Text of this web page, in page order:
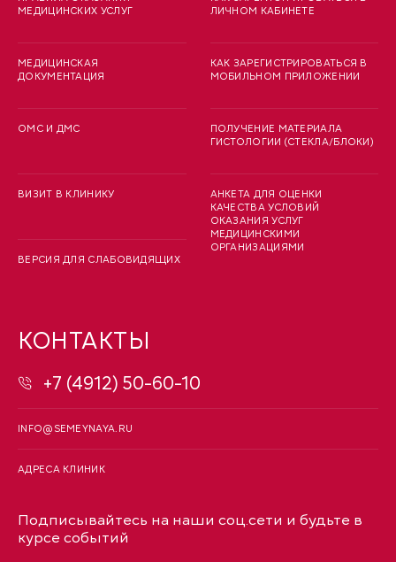
МЕДИЦИНСКИХ УСЛУГ
МЕДИЦИНСКАЯ
ДОКУМЕНТАЦИЯ
ОМС И ДМС
ВИЗИТ В КЛИНИКУ
ВЕРСИЯ ДЛЯ СЛАБОВИДЯЩИХ
ЛИЧНОМ КАБИНЕТЕ
КАК ЗАРЕГИСТРИРОВАТЬСЯ В
МОБИЛЬНОМ ПРИЛОЖЕНИИ
ПОЛУЧЕНИЕ МАТЕРИАЛА
ГИСТОЛОГИИ (СТЕКЛА/БЛОКИ)
АНКЕТА ДЛЯ ОЦЕНКИ
КАЧЕСТВА УСЛОВИЙ
ОКАЗАНИЯ УСЛУГ
МЕДИЦИНСКИМИ
ОРГАНИЗАЦИЯМИ
КОНТАКТЫ
+7 (4912) 50-60-10
INFO@SEMEYNAYA.RU
АДРЕСА КЛИНИК
Подписывайтесь на наши соц.сети и будьте в
курсе событий